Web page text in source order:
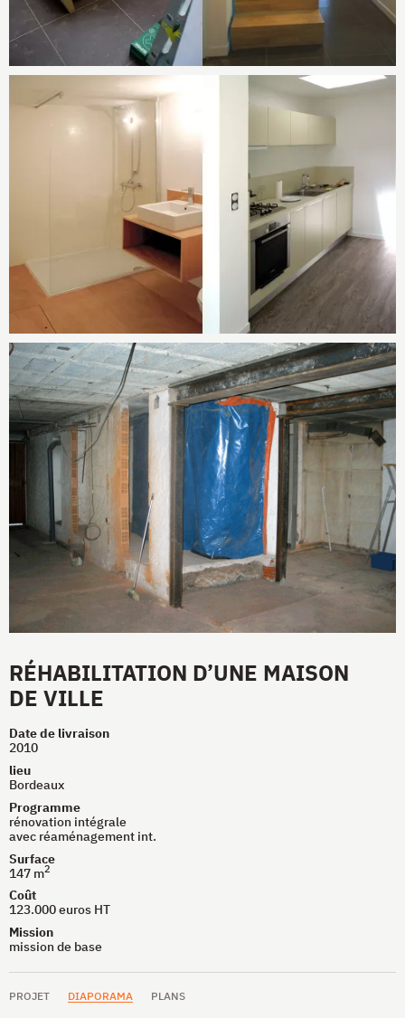
RÉHABILITATION D’UNE MAISON
DE VILLE
Date de livraison
2010
lieu
Bordeaux
Programme
rénovation intégrale
avec réaménagement int.
Surface
147 m2
Coût
123.000 euros HT
Mission
mission de base
PROJET DIAPORAMA PLANS